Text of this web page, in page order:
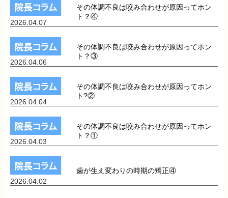
2026.04.07
その体調不良は咬み合わせが原因ってホン
ト？④
2026.04.06
その体調不良は咬み合わせが原因ってホン
ト？③
2026.04.04
その体調不良は咬み合わせが原因ってホン
ト?②
2026.04.03
その体調不良は咬み合わせが原因ってホン
ト？①
2026.04.02
歯が生え変わりの時期の矯正④